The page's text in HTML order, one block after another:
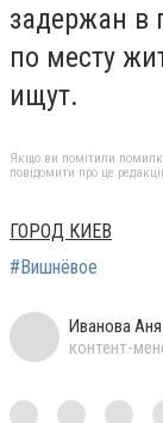
задержан в
по месту
ищут.
Якщо ви помітили
повідомити про це
ГОРОД КИЕВ
#Вишнёвое
Иванова Аня
контент-